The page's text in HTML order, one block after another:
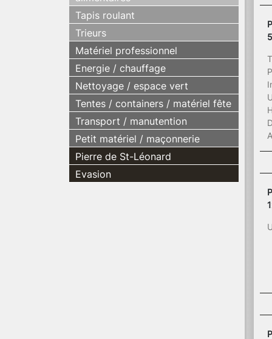
Tapis roulant
Trieurs
Matériel professionnel
Energie / chauffage
Nettoyage / espace vert
Tentes / containers / matériel fête
Transport / manutention
Petit matériel / maçonnerie
Pierre de St-Léonard
Evasion